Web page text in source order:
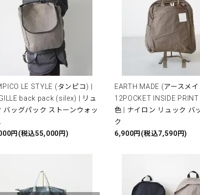
LE STYLE (タンピコ) |
back pack (silex) | リュ
バッグパック ストーンウォッ
円(税込55,000円)
EARTH MADE (アースメイ
12POCKET INSIDE PRINT
色 | ナイロン リュック バ
ク
6,900円(税込7,590円)